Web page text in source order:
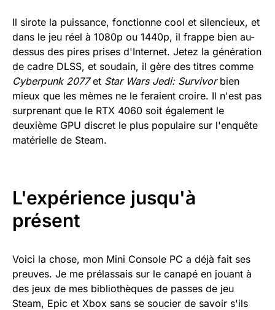
Il sirote la puissance, fonctionne cool et silencieux, et
dans le jeu réel à 1080p ou 1440p, il frappe bien au-
dessus des pires prises d'Internet. Jetez la génération
de cadre DLSS, et soudain, il gère des titres comme
Cyberpunk 2077et Star Wars Jedi: Survivorbien
mieux que les mèmes ne le feraient croire. Il n'est pas
surprenant que le RTX 4060 soit également le
deuxième GPU discret le plus populaire sur l'enquête
matérielle de Steam.
L'expérience jusqu'à
présent
Voici la chose, mon Mini Console PC a déjà fait ses
preuves. Je me prélassais sur le canapé en jouant à
des jeux de mes bibliothèques de passes de jeu
Steam, Epic et Xbox sans se soucier de savoir s'ils